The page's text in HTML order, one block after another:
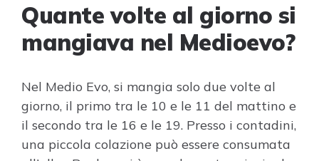
Quante volte al giorno si
mangiava nel Medioevo?
Nel Medio Evo, si mangia solo due volte al
giorno, il primo tra le 10 e le 11 del mattino e
il secondo tra le 16 e le 19. Presso i contadini,
una piccola colazione può essere consumata